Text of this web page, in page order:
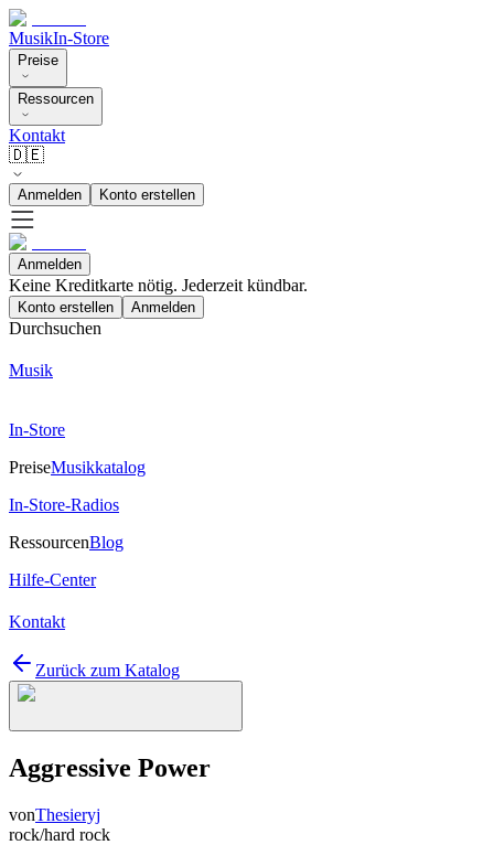
MusikIn-Store
Preise
Ressourcen
Kontakt
🇩🇪
Anmelden Konto erstellen
Anmelden
Keine Kreditkarte nötig. Jederzeit kündbar.
Konto erstellen Anmelden
Durchsuchen
Musik
In-Store
PreiseMusikkatalog
In-Store-Radios
RessourcenBlog
Hilfe-Center
Kontakt
Zurück zum Katalog
Aggressive Power
vonThesieryj
rock/hard rock